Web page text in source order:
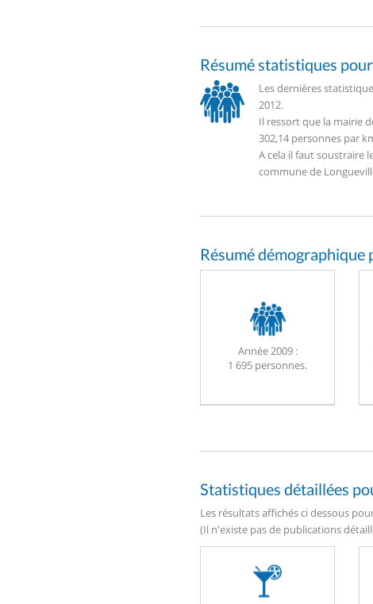
Résumé statistiques
Les dernières
2012.
Il ressort que la mairie
302,14 personnes par
A cela il faut soustraire
commune de
Résumé démographique
Année 2009 :
1 695 personnes.
Statistiques détaillées
Les résultats affichés ci dessous
(Il n'existe pas de publications